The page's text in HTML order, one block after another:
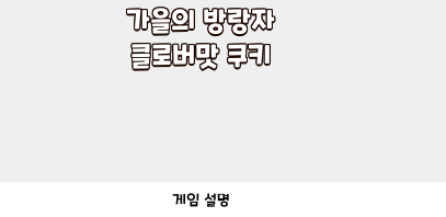
가을의 방랑자
클로버맛 쿠키
게임 설명